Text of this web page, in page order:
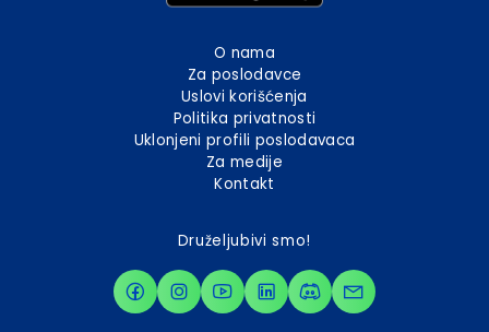
O nama
Za poslodavce
Uslovi korišćenja
Politika privatnosti
Uklonjeni profili poslodavaca
Za medije
Kontakt
Druželjubivi smo!